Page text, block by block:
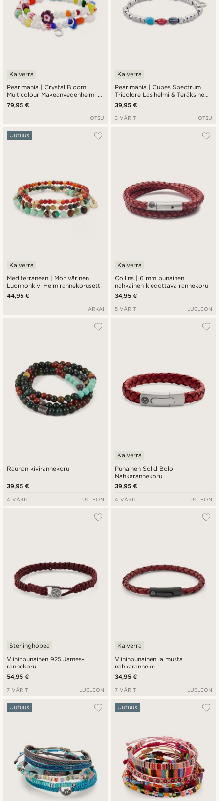
Pearlmania | Crystal Bloom
Multicolour Makeanvedenhelmi &
Lasihelmi Rannekorusetti
Kaiverra
79,95 €
OTSU
Pearlmania | Cubes Spectrum
Tricolore Lasihelmi & Teräksinen
Rannekoru
Kaiverra
39,95 €
3 VÄRIT OTSU
Mediterranean | Monivärinen
Luonnonkivi Helmirannekorusetti
Uutuus
Kaiverra
44,95 €
ARKAI
Collins | 6 mm punainen
nahkainen kiedottava rannekoru
Kaiverra
34,95 €
5 VÄRIT LUCLEON
Rauhan kivirannekoru
39,95 €
4 VÄRIT LUCLEON
Punainen Solid Bolo
Nahkarannekoru
Kaiverra
39,95 €
4 VÄRIT LUCLEON
Viininpunainen 925 James-
rannekoru
Sterlinghopea
54,95 €
7 VÄRIT LUCLEON
Viininpunainen ja musta
nahkaranneke
Kaiverra
34,95 €
7 VÄRIT LUCLEON
Uutuus Uutuus